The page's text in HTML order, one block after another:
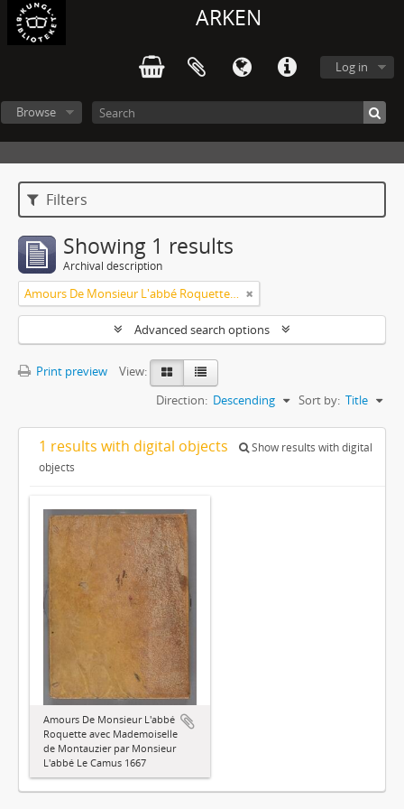
ARKEN
Log in
Browse
Filters
Showing 1 results
Archival description
Amours De Monsieur L'abbé Roquette avec Mademoiselle de Montauzier par Monsieur L'abbé Le Camus 1667
Advanced search options
Print preview
View:
Sort by: Title
Direction: Descending
1 results with digital objects
Show results with digital
objects
Amours De Monsieur L'abbé
Roquette avec Mademoiselle
de Montauzier par Monsieur
L'abbé Le Camus 1667